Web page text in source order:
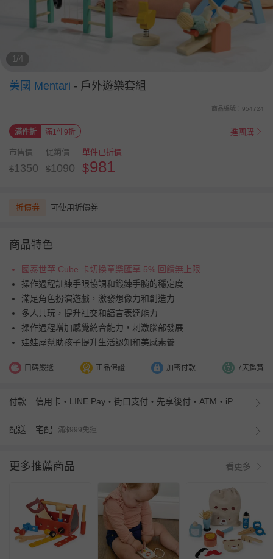
1/4
美國 Mentari - 戶外遊樂套組
商品編號：954724
滿件折 滿1件9折 進團購
市售價
$1350
促銷價
$1090
單件已折價
$981
折價券 可使用折價券
商品特色
國泰世華 Cube 卡切換童樂匯享 5% 回饋無上限
操作過程訓練手眼協調和鍛鍊手腕的穩定度
滿足角色扮演遊戲，激發想像力和創造力
多人共玩，提升社交和語言表達能力
操作過程增加感覺統合能力，刺激腦部發展
娃娃屋幫助孩子提升生活認知和美感素養
口碑嚴選 正品保證 加密付款 7天鑑賞
付款 信用卡・LINE Pay・街口支付・先享後付・ATM・iPASS MONEY
配送 宅配 滿$999免運
更多推薦商品 看更多